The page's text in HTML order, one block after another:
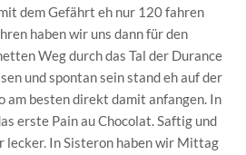
dem Gefährt eh nur 120 fahren
haben wir uns dann für den
Weg durch das Tal der Durance
und spontan sein stand eh auf der
am besten direkt damit anfangen. In
erste Pain au Chocolat. Saftig und
lecker. In Sisteron haben wir Mittag